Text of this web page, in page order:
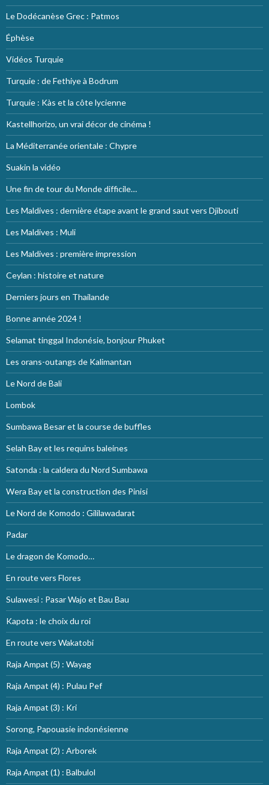
Le Dodécanèse Grec : Patmos
Éphèse
Vidéos Turquie
Turquie : de Fethiye à Bodrum
Turquie : Kàs et la côte lycienne
Kastellhorizo, un vrai décor de cinéma !
La Méditerranée orientale : Chypre
Suakin la vidéo
Une fin de tour du Monde difficile…
Les Maldives : dernière étape avant le grand saut vers Djibouti
Les Maldives : Muli
Les Maldives : première impression
Ceylan : histoire et nature
Derniers jours en Thailande
Bonne année 2024 !
Selamat tinggal Indonésie, bonjour Phuket
Les orans-outangs de Kalimantan
Le Nord de Bali
Lombok
Sumbawa Besar et la course de buffles
Selah Bay et les requins baleines
Satonda : la caldera du Nord Sumbawa
Wera Bay et la construction des Pinisi
Le Nord de Komodo : Gililawadarat
Padar
Le dragon de Komodo…
En route vers Flores
Sulawesi : Pasar Wajo et Bau Bau
Kapota : le choix du roi
En route vers Wakatobi
Raja Ampat (5) : Wayag
Raja Ampat (4) : Pulau Pef
Raja Ampat (3) : Kri
Sorong, Papouasie indonésienne
Raja Ampat (2) : Arborek
Raja Ampat (1) : Balbulol